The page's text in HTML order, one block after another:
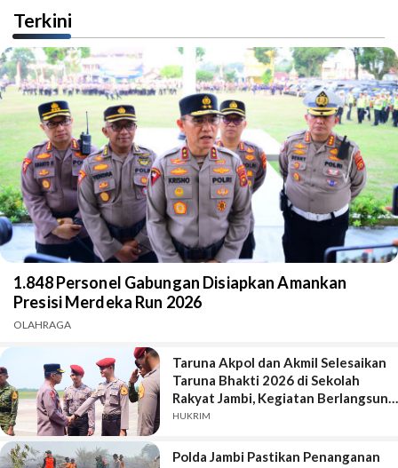
Terkini
1.848 Personel Gabungan Disiapkan Amankan
Presisi Merdeka Run 2026
OLAHRAGA
Taruna Akpol dan Akmil Selesaikan
Taruna Bhakti 2026 di Sekolah
Rakyat Jambi, Kegiatan Berlangsung
Aman dan Lancar
HUKRIM
Polda Jambi Pastikan Penanganan